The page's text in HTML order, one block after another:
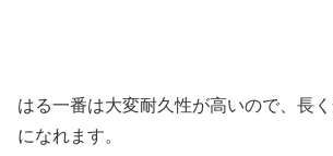
はる一番は大変耐久性が高いので、長
になれます。